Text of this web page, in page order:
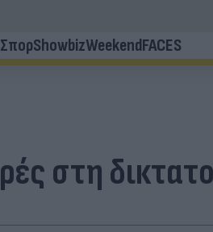
ΣπορShowbizWeekendFACES
στη